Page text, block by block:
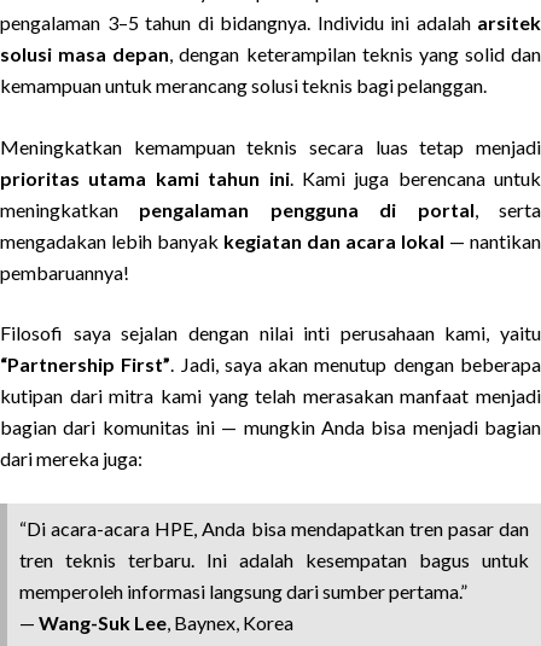
pengalaman 3–5 tahun di bidangnya. Individu ini adalah arsitek
solusi masa depan, dengan keterampilan teknis yang solid dan
kemampuan untuk merancang solusi teknis bagi pelanggan.
Meningkatkan kemampuan teknis secara luas tetap menjadi
prioritas utama kami tahun ini. Kami juga berencana untuk
meningkatkan pengalaman pengguna di portal, serta
mengadakan lebih banyak kegiatan dan acara lokal — nantikan
pembaruannya!
Filosofi saya sejalan dengan nilai inti perusahaan kami, yaitu
“Partnership First”. Jadi, saya akan menutup dengan beberapa
kutipan dari mitra kami yang telah merasakan manfaat menjadi
bagian dari komunitas ini — mungkin Anda bisa menjadi bagian
dari mereka juga:
“Di acara-acara HPE, Anda bisa mendapatkan tren pasar dan
tren teknis terbaru. Ini adalah kesempatan bagus untuk
memperoleh informasi langsung dari sumber pertama.”
— Wang-Suk Lee, Baynex, Korea